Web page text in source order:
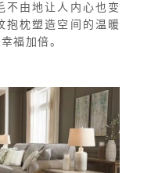
不由地让人内心也变
抱枕塑造空间的温暖
福加倍。